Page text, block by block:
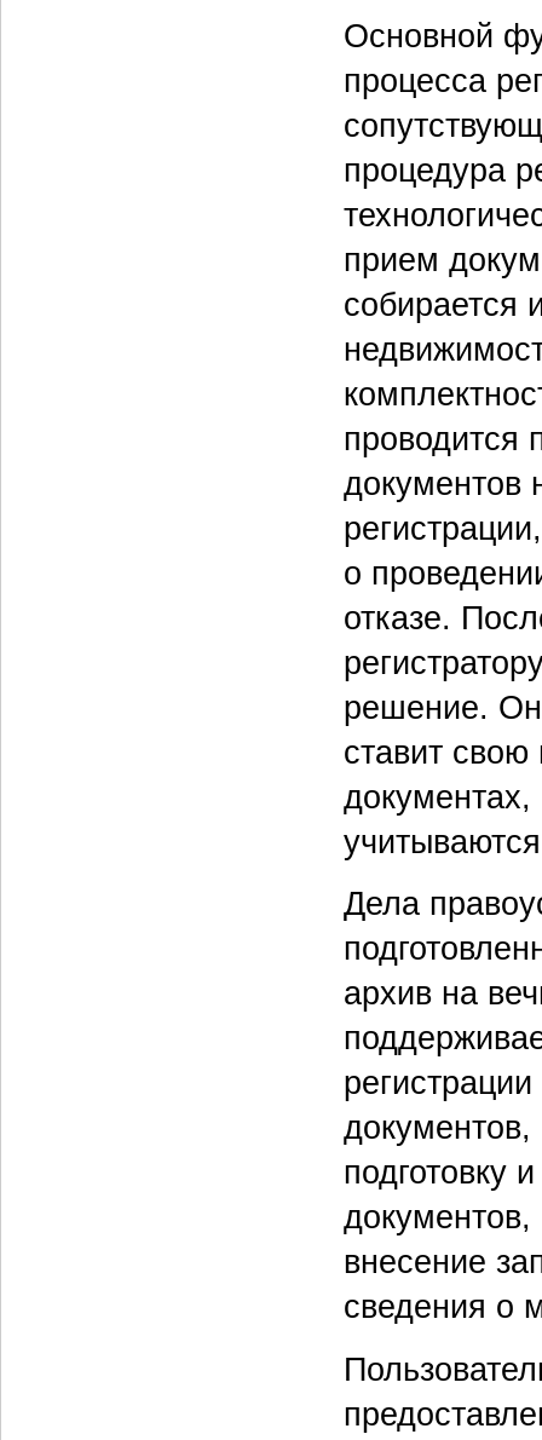
Основной
процесса
процедура
прием
собирается
проводится
документов
о
отказе.
решение. Он
ставит свою
Дела
архив на
подготовку
внесение
сведения о